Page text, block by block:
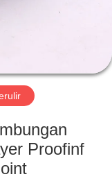
Proofinf